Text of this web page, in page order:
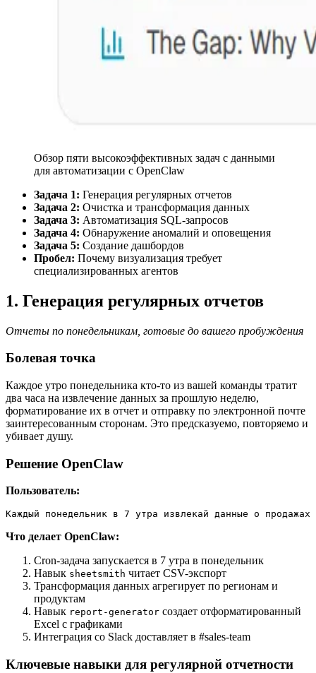
Обзор пяти высокоэффективных задач с данными
для автоматизации с OpenClaw
Задача 1: Генерация регулярных отчетов
Задача 2: Очистка и трансформация данных
Задача 3: Автоматизация SQL-запросов
Задача 4: Обнаружение аномалий и оповещения
Задача 5: Создание дашбордов
Пробел: Почему визуализация требует
специализированных агентов
1. Генерация регулярных отчетов
Отчеты по понедельникам, готовые до вашего пробуждения
Болевая точка
Каждое утро понедельника кто-то из вашей команды тратит
два часа на извлечение данных за прошлую неделю,
форматирование их в отчет и отправку по электронной почте
заинтересованным сторонам. Это предсказуемо, повторяемо и
убивает душу.
Решение OpenClaw
Пользователь:
Каждый понедельник в 7 утра извлекай данные о
Что делает OpenClaw:
Cron-задача запускается в 7 утра в понедельник
Навык sheetsmith читает CSV-экспорт
Трансформация данных агрегирует по регионам и
продуктам
Навык report-generator создает отформатированный
Excel с графиками
Интеграция со Slack доставляет в #sales-team
Ключевые навыки для регулярной отчетности